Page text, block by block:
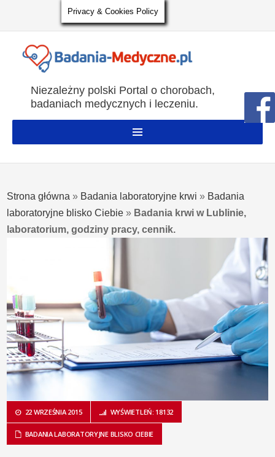
Niezależny polski Portal o chorobach,
badaniach medycznych i leczeniu.
Strona główna » Badania laboratoryjne krwi » Badania
laboratoryjne blisko Ciebie » Badania krwi w Lublinie,
laboratorium, godziny pracy, cennik.
22 WRZEŚNIA 2015 WYŚWIETLEŃ: 18132
BADANIA LABORATORYJNE BLISKO CIEBIE
Privacy & Cookies Policy